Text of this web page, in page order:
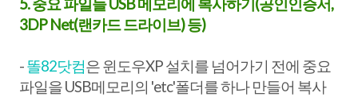
5. 중요 파일들 USB 메모리에 복사하기(공인인증서,
3DP Net(랜카드 드라이브) 등)
-똘82닷컴은 윈도우XP 설치를 넘어가기 전에 중요
파일을 USB메모리의 'etc'폴더를 하나 만들어 복사